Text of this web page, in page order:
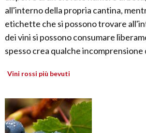
all'interno della propria cantina,
etichette che si possono trovare
dei vini si possono consumare
spesso crea qualche incomprensione
Vini rossi più bevuti